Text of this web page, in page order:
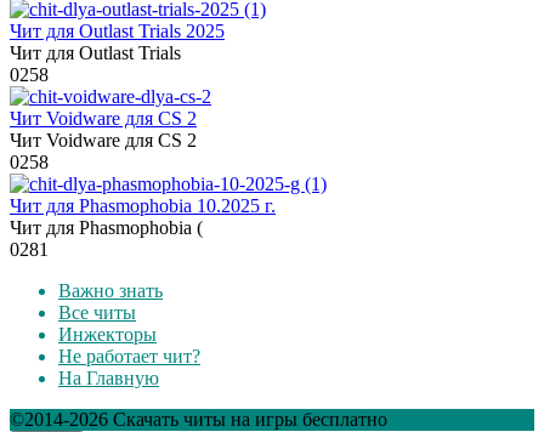
Чит для Outlast Trials 2025
Чит для Outlast Trials
0258
Чит Voidware для CS 2
Чит Voidware для CS 2
0258
Чит для Phasmophobia 10.2025 г.
Чит для Phasmophobia (
0281
Важно знать
Все читы
Инжекторы
Не работает чит?
На Главную
©2014-2026 Скачать читы на игры бесплатно